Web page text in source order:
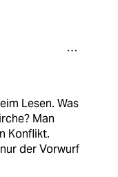
Lesen. Was
Man
Konflikt.
der Vorwurf